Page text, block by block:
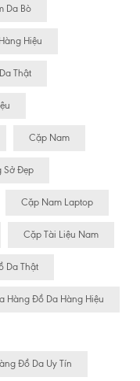
Da Bò
Hiệu
Thật
Cặp Nam
Sở Đẹp
Cặp Nam Laptop
Cặp Tài Liệu Nam
Da Thật
Hàng Đồ Da Hàng Hiệu
Đồ Da Uy Tín